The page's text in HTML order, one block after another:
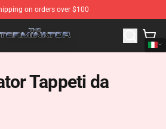
on orders over $100
- Official The Terminator
Tappeti da